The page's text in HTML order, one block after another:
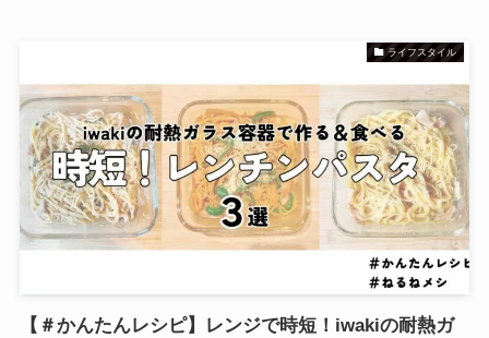
ライフスタイル
【＃かんたんレシピ】レンジで時短！iwakiの耐熱ガ